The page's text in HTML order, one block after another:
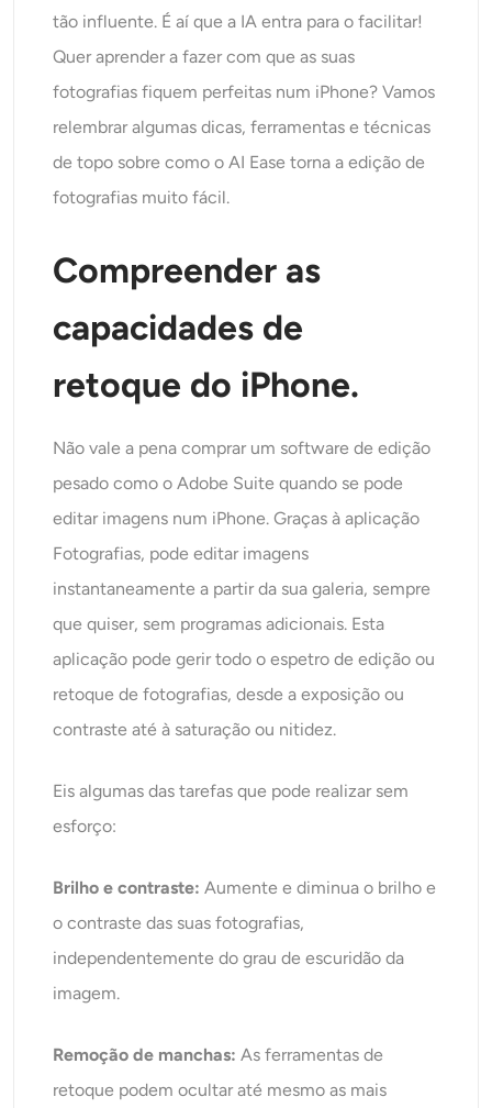
Criador de fotos para passaporte
Ferramentas de vídeo
Aprimorador de vídeo
Removedor de Marca-d'água de Vídeo
tão influente. É aí que a IA entra para o facilitar!
Quer aprender a fazer com que as suas
fotografias fiquem perfeitas num iPhone? Vamos
relembrar algumas dicas, ferramentas e técnicas
de topo sobre como o AI Ease torna a edição de
fotografias muito fácil.
Compreender as
capacidades de
retoque do iPhone.
Não vale a pena comprar um software de edição
pesado como o Adobe Suite quando se pode
editar imagens num iPhone. Graças à aplicação
Fotografias, pode editar imagens
instantaneamente a partir da sua galeria, sempre
que quiser, sem programas adicionais. Esta
aplicação pode gerir todo o espetro de edição ou
retoque de fotografias, desde a exposição ou
contraste até à saturação ou nitidez.
Eis algumas das tarefas que pode realizar sem
esforço:
Brilho e contraste:Aumente e diminua o brilho e
o contraste das suas fotografias,
independentemente do grau de escuridão da
imagem.
Remoção de manchas: As ferramentas de
retoque podem ocultar até mesmo as mais